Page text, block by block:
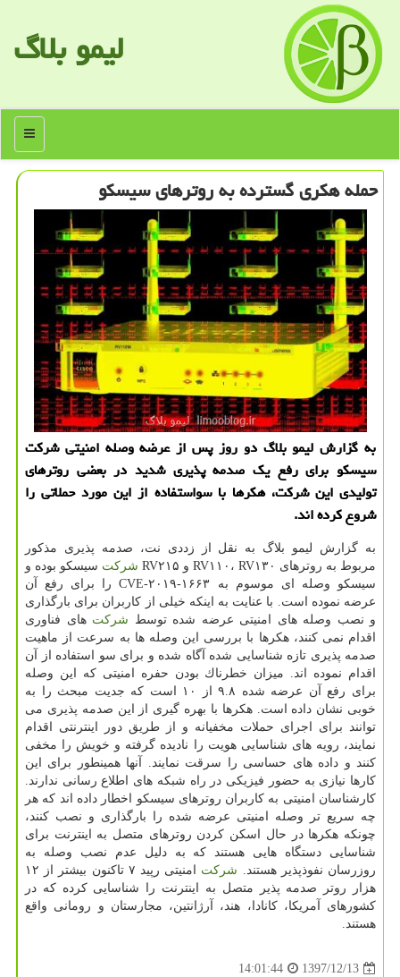
لیمو بلاگ
منو
حمله هكری گسترده به روترهای سیسكو
به گزارش لیمو بلاگ دو روز پس از عرضه وصله امنیتی شركت
سیسكو برای رفع یك صدمه پذیری شدید در بعضی روترهای
تولیدی این شركت، هكرها با سواستفاده از این مورد حملاتی را
شروع كرده اند.
به گزارش لیمو بلاگ به نقل از زددی نت، صدمه پذیری مذكور
مربوط به روترهای RV۱۱۰، RV۱۳۰ و RV۲۱۵
شركت سیسكو بوده و
سیسكو وصله ای موسوم به CVE-۲۰۱۹-۱۶۶۳ را برای رفع آن
عرضه نموده است. با عنایت به اینكه خیلی از كاربران برای بارگذاری
و نصب وصله های امنیتی عرضه شده توسط شركت های فناوری
اقدام نمی كنند، هكرها با بررسی این وصله ها به سرعت از ماهیت
صدمه پذیری تازه شناسایی شده آگاه شده و برای سو استفاده از آن
اقدام نموده اند. میزان خطرناك بودن حفره امنیتی كه این وصله
برای رفع آن عرضه شده ۹.۸ از ۱۰ است كه جدیت مبحث را به
خوبی نشان داده است. هكرها با بهره گیری از این صدمه پذیری می
توانند برای اجرای حملات مخفیانه و از طریق دور اینترنتی اقدام
نمایند، رویه های شناسایی هویت را نادیده گرفته و خویش را مخفی
كنند و داده های حساسی را سرقت نمایند. آنها همینطور برای این
كارها نیازی به حضور فیزیكی در راه شبكه های اطلاع رسانی ندارند.
كارشناسان امنیتی به كاربران روترهای سیسكو اخطار داده اند كه هر
چه سریع تر وصله امنیتی عرضه شده را بارگذاری و نصب كنند،
چونكه هكرها در حال اسكن كردن روترهای متصل به اینترنت برای
شناسایی دستگاه هایی هستند كه به دلیل عدم نصب وصله به
روزرسان نفوذپذیر هستند. شركت
امنیتی رپید ۷ تاكنون بیشتر از ۱۲
هزار روتر صدمه پذیر متصل به اینترنت را شناسایی كرده كه در
كشورهای آمریكا، كانادا، هند، آرژانتین، مجارستان و رومانی واقع
هستند.
1397/12/13
14:01:44